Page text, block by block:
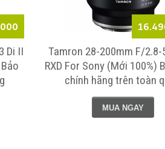
Di II
Tamron 28-200mm F/2.8-
RXD For Sony (Mới 100%)
chính hãng trên toàn
MUA NGAY